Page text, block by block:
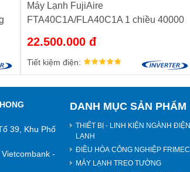
Máy Lạnh FujiAire
FTA40C1A/FLA40C1A 1 chiều 40000
22.500.000 đ
Tiết kiệm điện:
39, Khu Phố
-
DANH MỤC SẢN PHẨM
THIẾT BỊ - LINH KIỆN NGÀNH ĐIỆN
LẠNH
ĐIỀU HÒA CÔNG NGHIỆP FRIMEC
MÁY LẠNH TREO TƯỜNG